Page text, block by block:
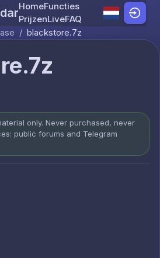
Skip to content
HomeFuncties
PrijzenLiveFAQ
/ blackstore.7z
only. Never purchased, never
public forums and Telegram